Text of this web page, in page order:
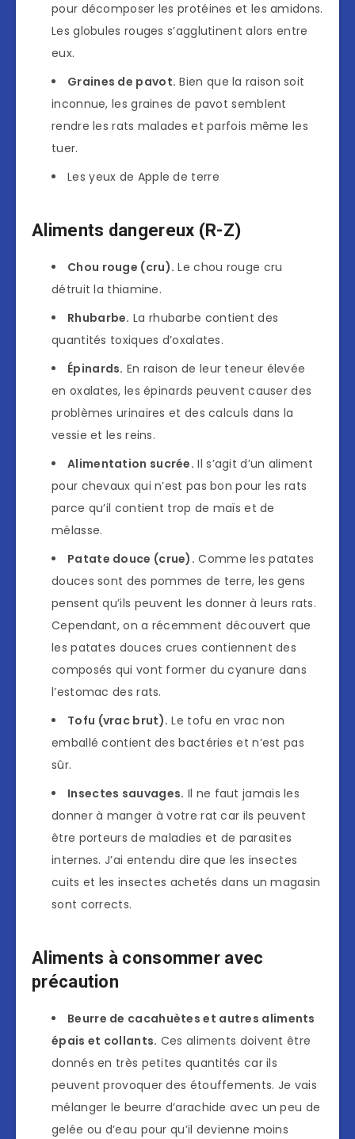
pour décomposer les protéines et les amidons.
Les globules rouges s’agglutinent alors entre
eux.
Graines de pavot. Bien que la raison soit
inconnue, les graines de pavot semblent
rendre les rats malades et parfois même les
tuer.
Les yeux de Apple de terre
Aliments dangereux (R-Z)
Chou rouge (cru). Le chou rouge cru
détruit la thiamine.
Rhubarbe. La rhubarbe contient des
quantités toxiques d’oxalates.
Épinards. En raison de leur teneur élevée
en oxalates, les épinards peuvent causer des
problèmes urinaires et des calculs dans la
vessie et les reins.
Alimentation sucrée. Il s’agit d’un aliment
pour chevaux qui n’est pas bon pour les rats
parce qu’il contient trop de maïs et de
mélasse.
Patate douce (crue). Comme les patates
douces sont des pommes de terre, les gens
pensent qu’ils peuvent les donner à leurs rats.
Cependant, on a récemment découvert que
les patates douces crues contiennent des
composés qui vont former du cyanure dans
l’estomac des rats.
Tofu (vrac brut). Le tofu en vrac non
emballé contient des bactéries et n’est pas
sûr.
Insectes sauvages. Il ne faut jamais les
donner à manger à votre rat car ils peuvent
être porteurs de maladies et de parasites
internes. J’ai entendu dire que les insectes
cuits et les insectes achetés dans un magasin
sont corrects.
Aliments à consommer avec
précaution
Beurre de cacahuètes et autres aliments
épais et collants. Ces aliments doivent être
donnés en très petites quantités car ils
peuvent provoquer des étouffements. Je vais
mélanger le beurre d’arachide avec un peu de
gelée ou d’eau pour qu’il devienne moins